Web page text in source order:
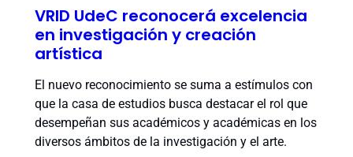
VRID UdeC reconocerá excelencia
en investigación y creación
artística
El nuevo reconocimiento se suma a estímulos con
que la casa de estudios busca destacar el rol que
desempeñan sus académicos y académicas en los
diversos ámbitos de la investigación y el arte.